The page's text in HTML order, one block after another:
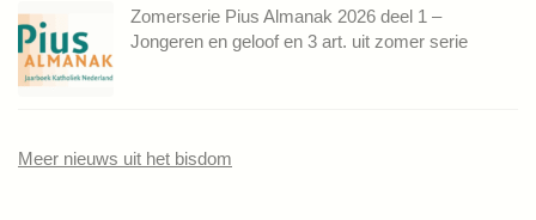
Zomerserie Pius Almanak 2026 deel 1 –
Jongeren en geloof en 3 art. uit zomer serie
Meer nieuws uit het bisdom